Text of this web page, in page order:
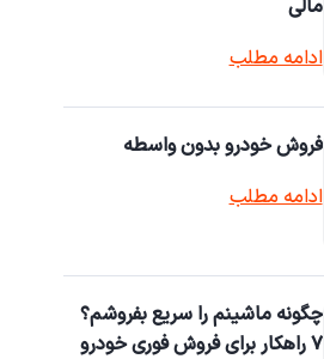
مالی
ادامه مطلب
فروش خودرو بدون واسطه
ادامه مطلب
چگونه ماشینم را سریع بفروشم؟
۷ راهکار برای فروش فوری خودرو